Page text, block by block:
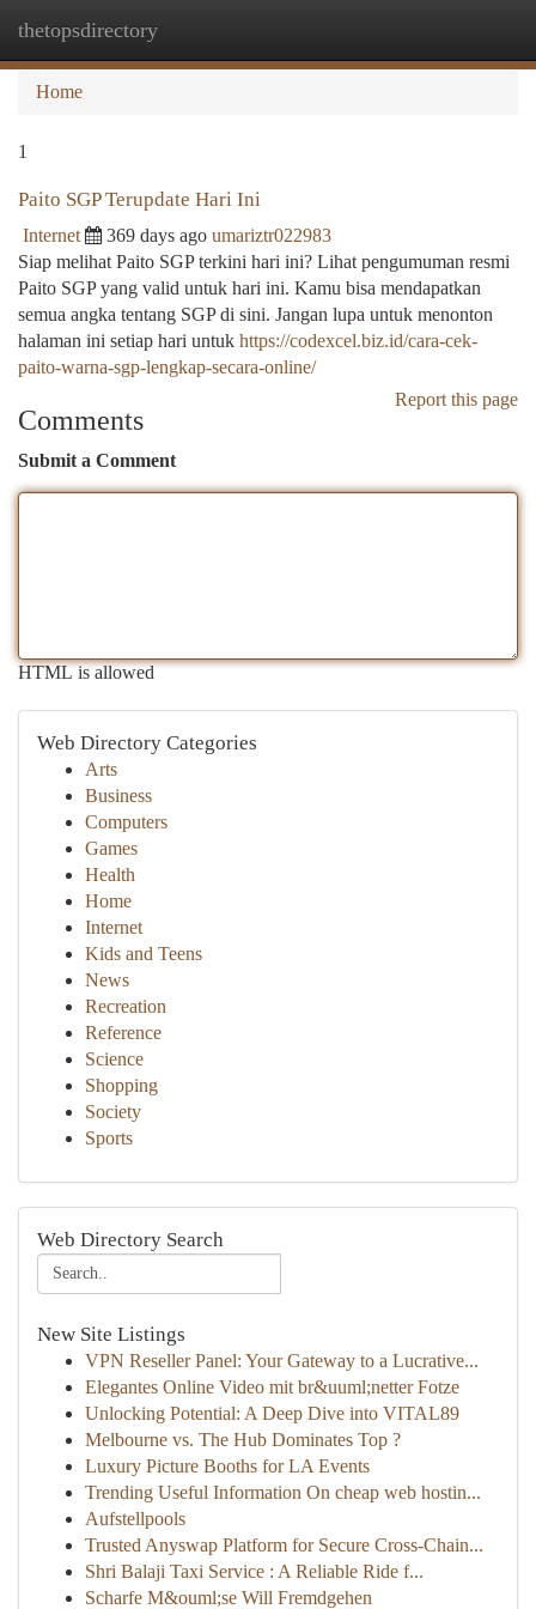
thetopsdirectory
Home
1
Paito SGP Terupdate Hari Ini
Internet 369 days ago umariztr022983
Siap melihat Paito SGP terkini hari ini? Lihat pengumuman resmi
Paito SGP yang valid untuk hari ini. Kamu bisa mendapatkan
semua angka tentang SGP di sini. Jangan lupa untuk menonton
halaman ini setiap hari untuk https://codexcel.biz.id/cara-cek-
paito-warna-sgp-lengkap-secara-online/
Report this page
Comments
Submit a Comment
HTML is allowed
Web Directory Categories
Arts
Business
Computers
Games
Health
Home
Internet
Kids and Teens
News
Recreation
Reference
Science
Shopping
Society
Sports
Web Directory Search
New Site Listings
VPN Reseller Panel: Your Gateway to a Lucrative...
Elegantes Online Video mit br&uuml;netter Fotze
Unlocking Potential: A Deep Dive into VITAL89
Melbourne vs. The Hub Dominates Top ?
Luxury Picture Booths for LA Events
Trending Useful Information On cheap web hostin...
Aufstellpools
Trusted Anyswap Platform for Secure Cross-Chain...
Shri Balaji Taxi Service : A Reliable Ride f...
Scharfe M&ouml;se Will Fremdgehen